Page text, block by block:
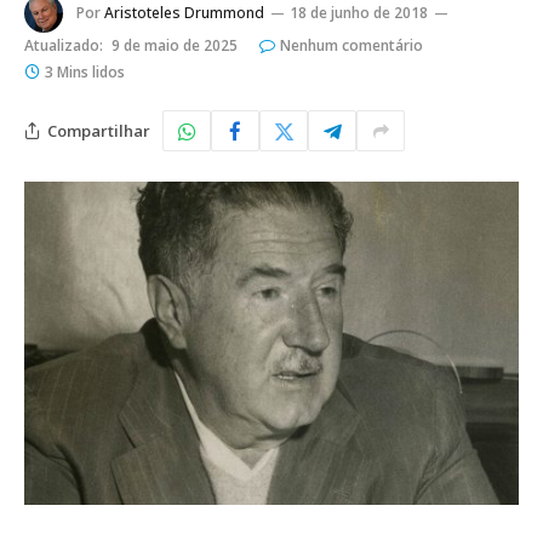
PorAristoteles Drummond
18 de junho de 2018
Atualizado: 9 de maio de 2025
Nenhum comentário
3 Mins lidos
Compartilhar